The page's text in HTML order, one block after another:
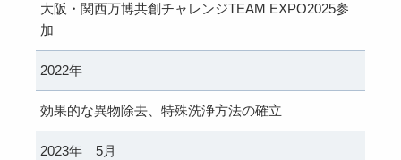
大阪・関西万博共創チャレンジTEAM EXPO2025参
加
2022年
効果的な異物除去、特殊洗浄方法の確立
2023年 5月